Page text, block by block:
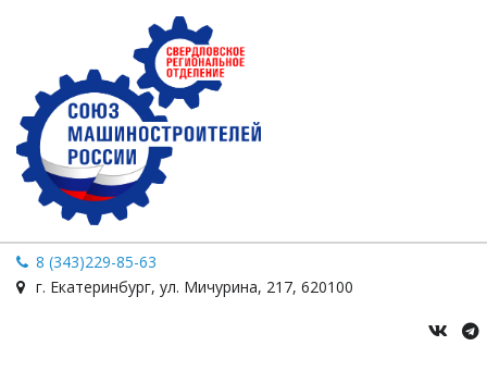
8 (343)229-85-63
г. Екатеринбург, ул. Мичурина, 217, 620100